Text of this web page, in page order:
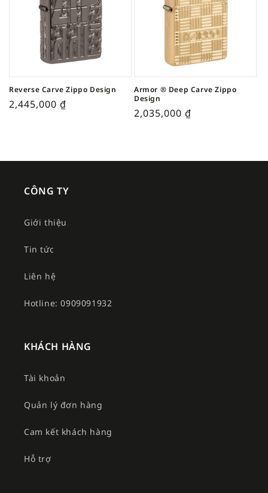
Reverse Carve Zippo Design
2,445,000 ₫
Armor ® Deep Carve Zippo
Design
2,035,000 ₫
CÔNG TY
Giới thiệu
Tin tức
Liên hệ
Hotline: 0909091932
KHÁCH HÀNG
Tài khoản
Quản lý đơn hàng
Cam kết khách hàng
Hỗ trợ